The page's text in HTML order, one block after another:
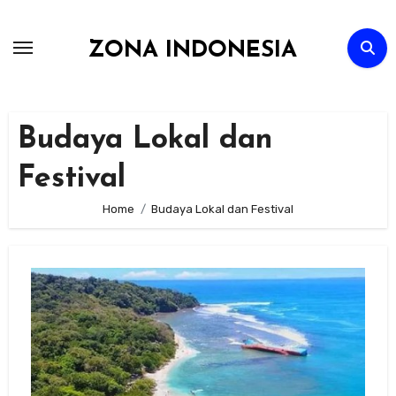
ZONA INDONESIA
Budaya Lokal dan
Festival
Home Budaya Lokal dan Festival